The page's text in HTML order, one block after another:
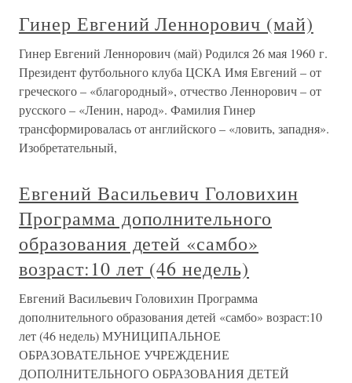
Гинер Евгений Леннорович (май)
Гинер Евгений Леннорович (май) Родился 26 мая 1960 г.
Президент футбольного клуба ЦСКА Имя Евгений – от
греческого – «благородный», отчество Леннорович – от
русского – «Ленин, народ». Фамилия Гинер
трансформировалась от английского – «ловить, западня».
Изобретательный,
Евгений Васильевич Головихин
Программа дополнительного
образования детей «самбо»
возраст:10 лет (46 недель)
Евгений Васильевич Головихин Программа
дополнительного образования детей «самбо» возраст:10
лет (46 недель) МУНИЦИПАЛЬНОЕ
ОБРАЗОВАТЕЛЬНОЕ УЧРЕЖДЕНИЕ
ДОПОЛНИТЕЛЬНОГО ОБРАЗОВАНИЯ ДЕТЕЙ